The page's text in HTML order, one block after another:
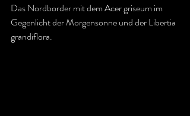
Das Nordborder mit dem Acer griseum im
Gegenlicht der Morgensonne und der Libertia
grandiflora.